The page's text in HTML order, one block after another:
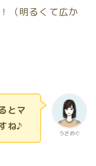
（明るくて広か
うさめぐ
とマ
ね♪